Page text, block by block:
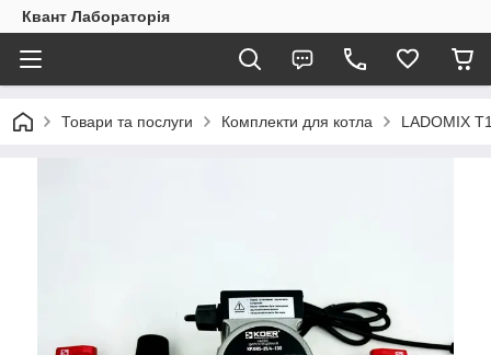
Квант Лабораторія
Товари та послуги Комплекти для котла LADOMIX